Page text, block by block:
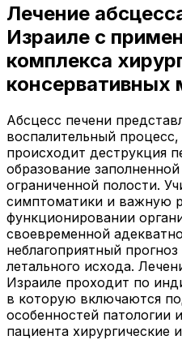
Лечение
Израиле с
комплекса
консервативных
Абсцесс печени
воспалительный процесс,
происходит деструкция
образование
ограниченной полости.
симптоматики и важную
функционировании
своевременной
неблагоприятный
летального исхода.
Израиле проходит по
в которую включаются
особенностей патологии
пациента хирургические